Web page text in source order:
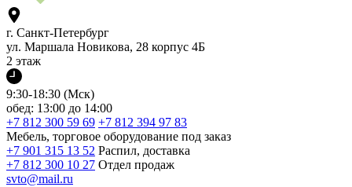
г. Санкт-Петербург
ул. Маршала Новикова, 28 корпус 4Б
2 этаж
9:30-18:30 (Мск)
обед: 13:00 до 14:00
+7 812 300 59 69 +7 812 394 97 83
Мебель, торговое оборудование под заказ
+7 901 315 13 52 Распил, доставка
+7 812 300 10 27 Отдел продаж
svto@mail.ru